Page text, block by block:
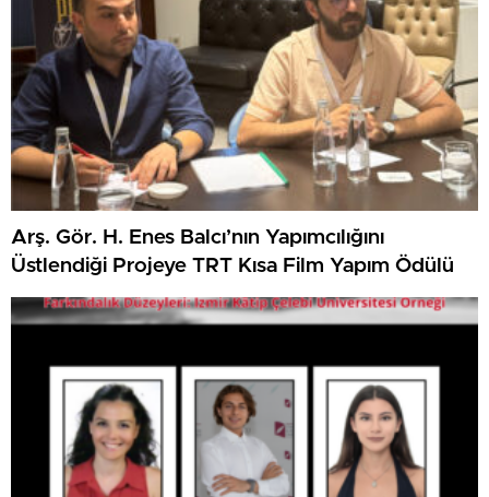
Arş. Gör. H. Enes Balcı’nın Yapımcılığını
Üstlendiği Projeye TRT Kısa Film Yapım Ödülü